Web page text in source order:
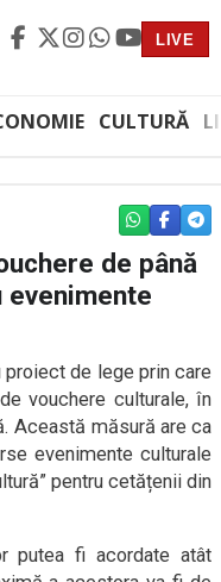
LIVE
CULTURĂ
WHATSAPP
de până
evenimente
proiect de lege prin care
vouchere culturale, în
Această măsură are ca
evenimente culturale
pentru cetățenii din
putea fi acordate atât